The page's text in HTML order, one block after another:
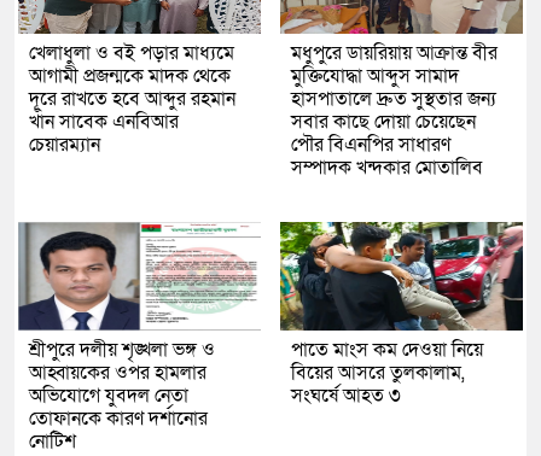
খেলাধুলা ও বই পড়ার মাধ্যমে
আগামী প্রজন্মকে মাদক থেকে
দূরে রাখতে হবে আব্দুর রহমান
খাঁন সাবেক এনবিআর
চেয়ারম্যান
মধুপুরে ডায়রিয়ায় আক্রান্ত বীর
মুক্তিযোদ্ধা আব্দুস সামাদ
হাসপাতালে দ্রুত সুস্থতার জন্য
সবার কাছে দোয়া চেয়েছেন
পৌর বিএনপির সাধারণ
সম্পাদক খন্দকার মোতালিব
শ্রীপুরে দলীয় শৃঙ্খলা ভঙ্গ ও
আহ্বায়কের ওপর হামলার
অভিযোগে যুবদল নেতা
তোফানকে কারণ দর্শানোর
নোটিশ
পাতে মাংস কম দেওয়া নিয়ে
বিয়ের আসরে তুলকালাম,
সংঘর্ষে আহত ৩